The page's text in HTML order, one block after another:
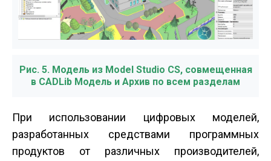
Рис. 5. Модель из Model Studio CS, совмещенная
в CADLib Модель и Архив по всем разделам
При использовании цифровых моделей,
разработанных средствами программных
продуктов от различных производителей,